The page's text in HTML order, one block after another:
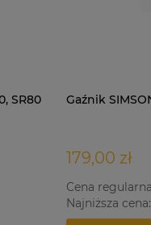
SR80
Gaźnik
179,00 zł
Cena
Najniższa cena: